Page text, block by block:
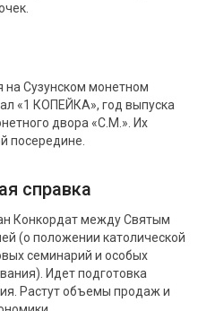
на Сузунском монетном
«1 КОПЕЙКА», год выпуска
двора «С.М.». Их
посередине.
справка
Конкордат между Святым
(о положении католической
семинарий и особых
Идет подготовка
Растут объемы продаж и